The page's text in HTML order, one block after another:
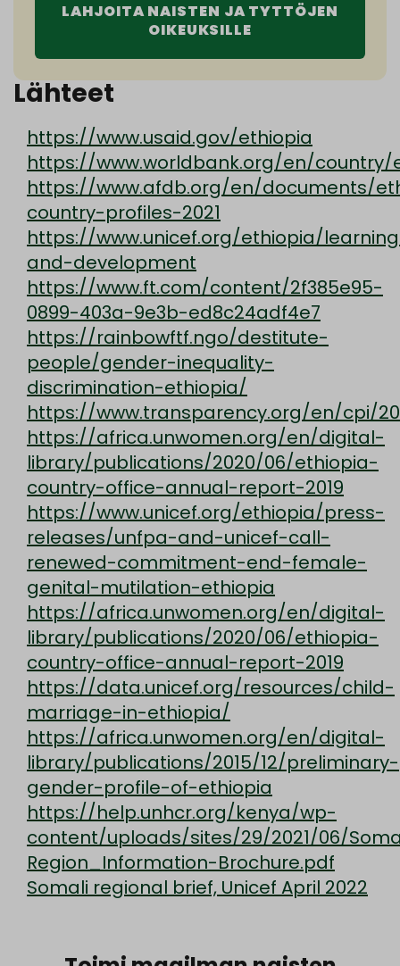
LAHJOITA NAISTEN JA TYTTÖJEN
OIKEUKSILLE
Lähteet
https://www.usaid.gov/ethiopia
https://www.worldbank.org/en/country/
https://www.afdb.org/en/documents/
country-profiles-2021
https://www.unicef.org/ethiopia/
and-development
https://www.ft.com/content/2f385e95-
0899-403a-9e3b-ed8c24adf4e7
https://rainbowftf.ngo/destitute-
people/gender-inequality-
discrimination-ethiopia/
https://www.transparency.org/en/cpi/
https://africa.unwomen.org/en/digital-
library/publications/2020/06/ethiopia-
country-office-annual-report-2019
https://www.unicef.org/ethiopia/press-
releases/unfpa-and-unicef-call-
renewed-commitment-end-female-
genital-mutilation-ethiopia
https://africa.unwomen.org/en/digital-
library/publications/2020/06/ethiopia-
country-office-annual-report-2019
https://data.unicef.org/resources/child-
marriage-in-ethiopia/
https://africa.unwomen.org/en/digital-
library/publications/2015/12/preliminary-
gender-profile-of-ethiopia
https://help.unhcr.org/kenya/wp-
content/uploads/sites/29/2021/06/
Region_Information-Brochure.pdf
Somali regional brief, Unicef April 2022